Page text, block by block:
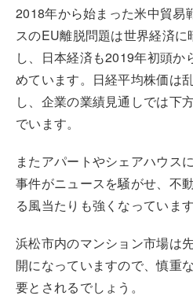
2018年から始まった米中貿易
スのEU離脱問題は世界経済に
し、日本経済も2019年初頭か
めています。日経平均株価は
し、企業の業績見通しでは下
でいます。
またアパートやシェアハウス
事件がニュースを騒がせ、不
る風当たりも強くなっています
浜松市内のマンション市場は
開になっていますので、慎重
要とされるでしょう。